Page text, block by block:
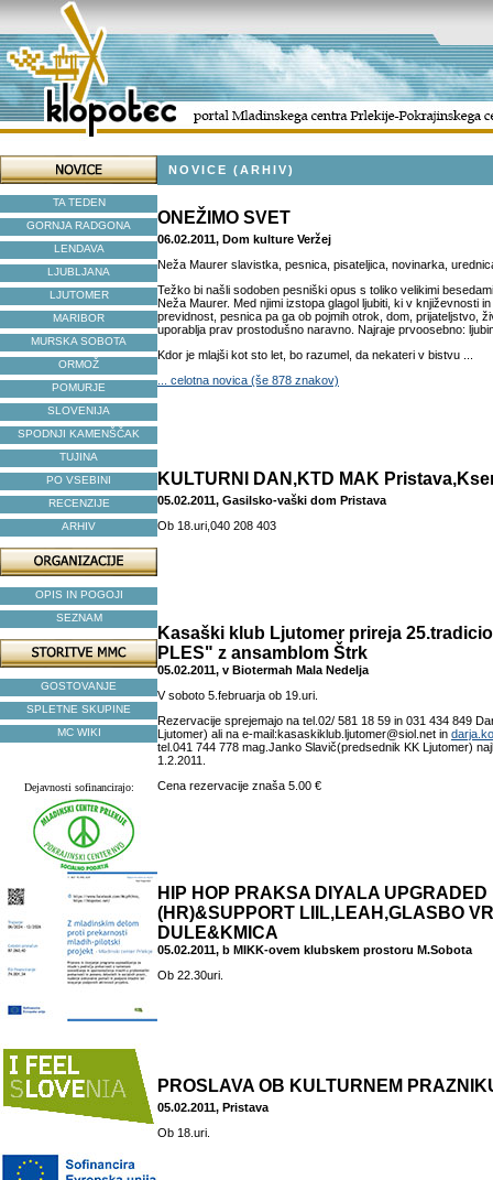
TA TEDEN
GORNJA RADGONA
LENDAVA
LJUBLJANA
LJUTOMER
MARIBOR
MURSKA SOBOTA
ORMOŽ
POMURJE
SLOVENIJA
SPODNJI KAMENŠČAK
TUJINA
PO VSEBINI
RECENZIJE
ARHIV
OPIS IN POGOJI
SEZNAM
GOSTOVANJE
SPLETNE SKUPINE
MC WIKI
Dejavnosti sofinancirajo:
NOVICE (ARHIV)
ONEŽIMO SVET
06.02.2011, Dom kulture Veržej
Neža Maurer slavistka, pesnica, pisateljica, novinarka,
Težko bi našli sodoben pesniški opus s toliko velikimi
Neža Maurer. Med njimi izstopa glagol ljubiti, ki v književnosti
previdnost, pesnica pa ga ob pojmih otrok, dom, prijateljstvo,
uporablja prav prostodušno naravno. Najraje prvoosebno:
Kdor je mlajši kot sto let, bo razumel, da nekateri v bistvu ...
... celotna novica (še 878 znakov)
KULTURNI DAN,KTD MAK
05.02.2011, Gasilsko-vaški dom Pristava
Ob 18.uri,040 208 403
Kasaški klub Ljutomer prireja
PLES" z ansamblom Štrk
05.02.2011, v Biotermah Mala Nedelja
V soboto 5.februarja ob 19.uri.
Rezervacije sprejemajo na tel.02/ 581 18 59 in 031 434 849
Ljutomer) ali na e-mail:kasaskiklub.ljutomer@siol.net in
tel.041 744 778 mag.Janko Slavič(predsednik KK Ljutomer)
1.2.2011.
Cena rezervacije znaša 5.00 €
HIP HOP PRAKSA DIYALA UPGRADED
(HR)&SUPPORT LIIL,LEAH,GLASBO
DULE&KMICA
05.02.2011, b MIKK-ovem klubskem prostoru M.Sobota
Ob 22.30uri.
PROSLAVA OB KULTURNEM
05.02.2011, Pristava
Ob 18.uri.